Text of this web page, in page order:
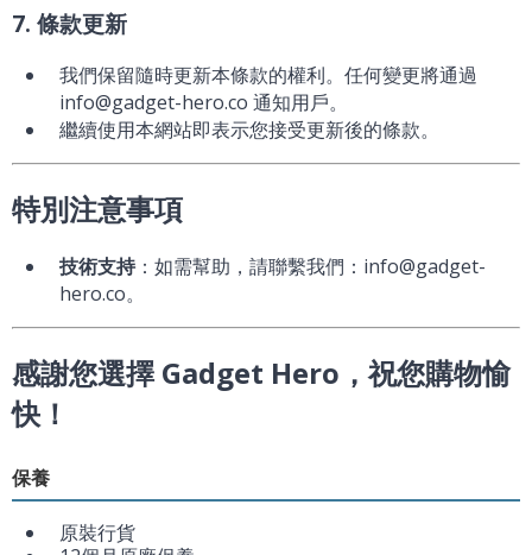
7. 條款更新
我們保留隨時更新本條款的權利。任何變更將通過
info@gadget-hero.co 通知用戶。
繼續使用本網站即表示您接受更新後的條款。
特別注意事項
技術支持：如需幫助，請聯繫我們：info@gadget-
hero.co。
感謝您選擇 Gadget Hero，祝您購物愉
快！
保養
原裝行貨